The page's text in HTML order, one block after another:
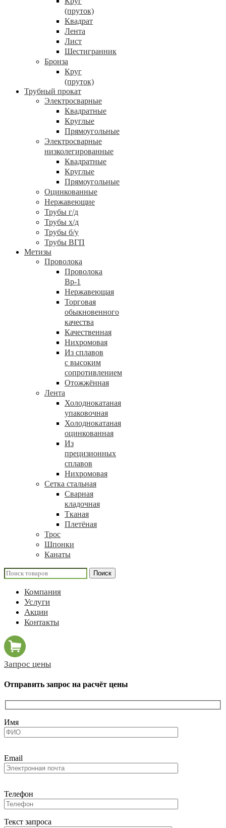
(пруток)
Квадрат
Лента
Лист
Шестигранник
Бронза
Круг
(пруток)
Трубный прокат
Электросварные
Квадратные
Круглые
Прямоугольные
Электросварные
низколегированные
Квадратные
Круглые
Прямоугольные
Оцинкованные
Нержавеющие
Трубы г/д
Трубы х/д
Трубы б/у
Трубы ВГП
Метизы
Проволока
Проволока
Вр-1
Нержавеющая
Торговая
обыкновенного
качества
Качественная
Нихромовая
Из сплавов
с высоким
сопротивлением
Отожжённая
Лента
Холоднокатаная
упаковочная
Холоднокатаная
оцинкованная
Из
прецизионных
сплавов
Нихромовая
Сетка стальная
Сварная
кладочная
Тканая
Плетёная
Трос
Шпонки
Канаты
Поиск
Компания
Услуги
Акции
Контакты
Запрос цены
Отправить запрос на расчёт цены
Имя
Email
Телефон
Текст запроса